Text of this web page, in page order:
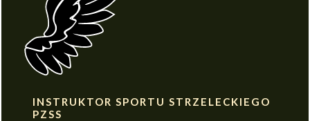
INSTRUKTOR SPORTU STRZELECKIEGO
PZSS